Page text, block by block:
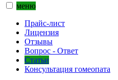
меню
Прайс-лист
Лицензия
Отзывы
Вопрос - Ответ
Статьи
Консультация гомеопата